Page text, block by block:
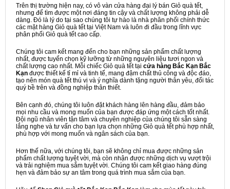
Trên thị trường hiện nay, có vô vàn cửa hàng đại lý bán Giỏ quà tết,
nhưng để tìm được một nơi đáng tin cậy và chất lượng không phải dễ
dàng. Đó là lý do tại sao chúng tôi tự hào là nhà phân phối chính thức
các mặt hàng Giỏ quà tết tại Việt Nam và luôn đi đầu trong lĩnh vực
phân phối Giỏ quà tết cao cấp.
Chúng tôi cam kết mang đến cho bạn những sản phẩm chất lượng
nhất, được tuyển chọn kỹ lưỡng từ những nguyên liệu tươi ngon và
chất lượng cao nhất. Mỗi chiếc Giỏ quà tết tại cửa hàng Bắc Kạn Bắc
Kạn được thiết kế tỉ mỉ và tinh tế, mang đậm chất thủ công và độc đáo,
tạo nên món quà tết thú vị và ý nghĩa dành tặng người thân yêu, đối tác
quý bề trên và đồng nghiệp thân thiết.
Bên cạnh đó, chúng tôi luôn đặt khách hàng lên hàng đầu, đảm bảo
mọi nhu cầu và mong muốn của bạn được đáp ứng một cách tốt nhất.
Đội ngũ nhân viên tận tâm và chuyên nghiệp của chúng tôi sẵn sàng
lắng nghe và tư vấn cho bạn lựa chọn những Giỏ quà tết phù hợp nhất,
phù hợp với mong muốn và ngân sách của bạn.
Hơn thế nữa, với chúng tôi, bạn sẽ không chỉ mua được những sản
phẩm chất lượng tuyệt vời, mà còn nhận được những dịch vụ vượt trội
và trải nghiệm mua sắm tuyệt vời. Chúng tôi cam kết giao hàng đúng
hẹn và đảm bảo sự an tâm trong quá trình mua sắm của bạn.